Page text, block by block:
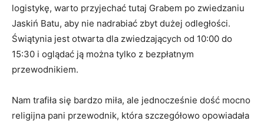
logistykę, warto przyjechać tutaj Grabem po zwiedzaniu
Jaskiń Batu, aby nie nadrabiać zbyt dużej odległości.
Świątynia jest otwarta dla zwiedzających od 10:00 do
15:30 i oglądać ją można tylko z bezpłatnym
przewodnikiem.
Nam trafiła się bardzo miła, ale jednocześnie dość mocno
religijna pani przewodnik, która szczegółowo opowiadała